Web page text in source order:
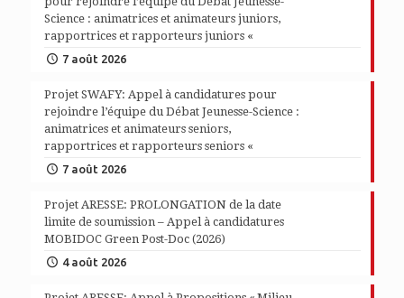
Science : animatrices et animateurs juniors,
rapportrices et rapporteurs juniors «
7 août 2026
Projet SWAFY: Appel à candidatures pour
rejoindre l’équipe du Débat Jeunesse-Science :
animatrices et animateurs seniors,
rapportrices et rapporteurs seniors «
7 août 2026
Projet ARESSE: PROLONGATION de la date
limite de soumission – Appel à candidatures
MOBIDOC Green Post-Doc (2026)
4 août 2026